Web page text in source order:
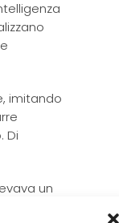
imitando
Di
un
le